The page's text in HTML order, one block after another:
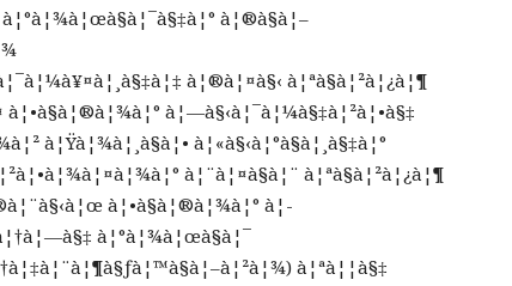
à¦®à§à¦–
à¦®à¦¤à§‹ à¦ªà§à¦²à¦¿à¦¶
à¦—à§‹à¦¯à¦¼à§‡à¦²à¦•à§‡
à¦Ÿà¦¾à¦¸à§à¦• à¦«à§‹à¦°à§à¦¸à§‡à¦°
à¦¨à¦¤à§à¦¨ à¦ªà§à¦²à¦¿à¦¶
à¦•à§à¦®à¦¾à¦° à¦­
à¦°à¦¾à¦œà§à¦¯
à¦ªà¦¦à§‡